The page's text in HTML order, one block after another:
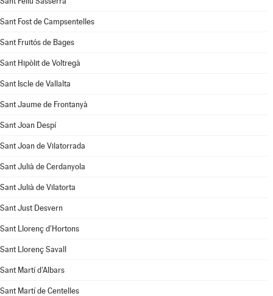
Sant Fost de Campsentelles
Sant Fruitós de Bages
Sant Hipòlit de Voltregà
Sant Iscle de Vallalta
Sant Jaume de Frontanyà
Sant Joan Despí
Sant Joan de Vilatorrada
Sant Julià de Cerdanyola
Sant Julià de Vilatorta
Sant Just Desvern
Sant Llorenç d'Hortons
Sant Llorenç Savall
Sant Martí d'Albars
Sant Martí de Centelles